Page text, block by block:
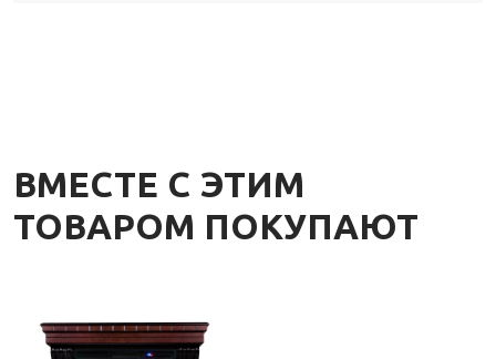
ВМЕСТЕ С ЭТИМ
ТОВАРОМ ПОКУПАЮТ